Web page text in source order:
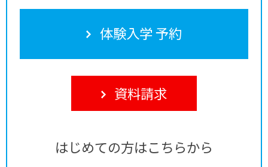
体験入学 予約
資料請求
はじめての方はこちらから